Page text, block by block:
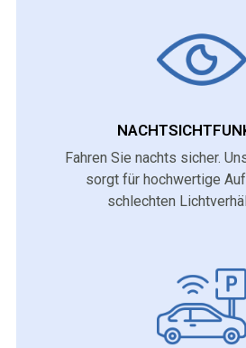
Fahren Sie nachts sicher.
sorgt für hochwertige
schlechten